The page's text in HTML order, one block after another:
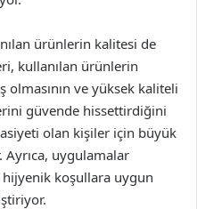
ürünlerin kalitesi de
kullanılan ürünlerin
ve yüksek kaliteli
güvende hissettirdiğini
olan kişiler için büyük
uygulamalar
hijyenik koşullara uygun